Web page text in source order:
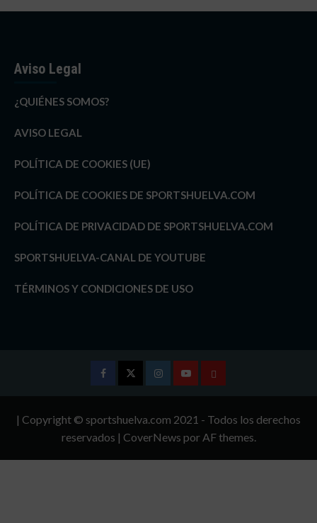
Aviso Legal
¿QUIÉNES SOMOS?
AVISO LEGAL
POLÍTICA DE COOKIES (UE)
POLÍTICA DE COOKIES DE SPORTSHUELVA.COM
POLÍTICA DE PRIVACIDAD DE SPORTSHUELVA.COM
SPORTSHUELVA-CANAL DE YOUTUBE
TÉRMINOS Y CONDICIONES DE USO
InstagramYoutubeTÉRMINOS
CONDICIONES
| Copyright © sportshuelva.com 2021 - Todos los derechos
reservados | CoverNews por AF themes.